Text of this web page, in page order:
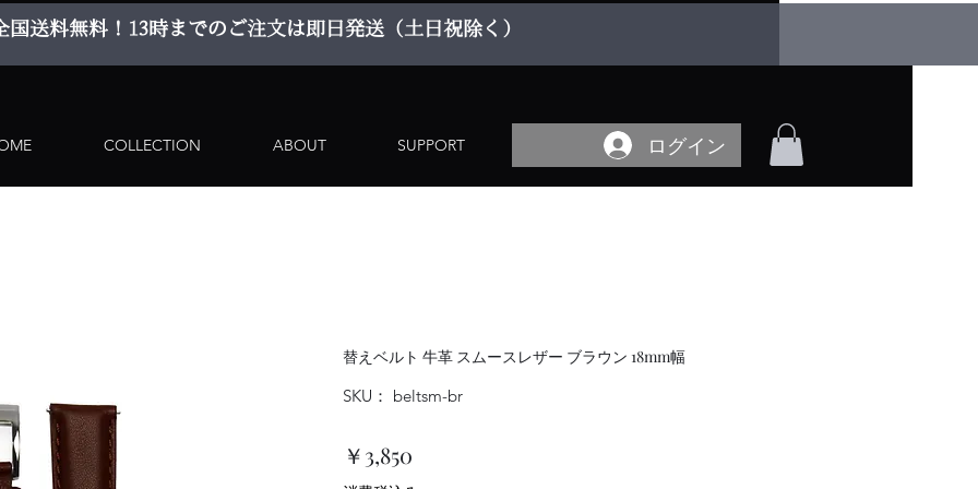
国送料無料！ ​13時までのご注文は即日発送（土日祝除く）
COLLECTION ABOUT SUPPORT ログイン
替えベルト 牛革 スムースレザー ブラウン 18mm幅
SKU： beltsm-br
￥3,850